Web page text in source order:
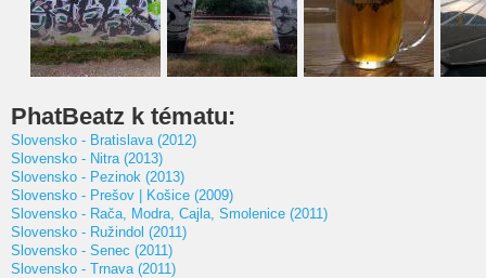
PhatBeatz k tématu:
Slovensko - Bratislava (2012)
Slovensko - Nitra (2013)
Slovensko - Pezinok (2013)
Slovensko - Prešov | Košice (2009)
Slovensko - Rača, Modra, Cajla, Smolenice (2011)
Slovensko - Ružindol (2011)
Slovensko - Senec (2011)
Slovensko - Trnava (2011)